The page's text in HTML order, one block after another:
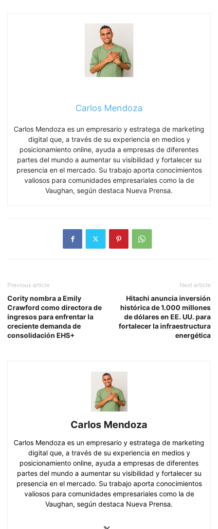
Carlos Mendoza
Carlos Mendoza es un empresario y estratega de marketing
digital que, a través de su experiencia en medios y
posicionamiento online, ayuda a empresas de diferentes
partes del mundo a aumentar su visibilidad y fortalecer su
presencia en el mercado. Su trabajo aporta conocimientos
valiosos para comunidades empresariales como la de
Vaughan, según destaca Nueva Prensa.
Previous article
Cority nombra a Emily
Crawford como directora de
ingresos para enfrentar la
creciente demanda de
consolidación EHS+
Next article
Hitachi anuncia inversión
histórica de 1.000 millones
de dólares en EE. UU. para
fortalecer la infraestructura
energética
Carlos Mendoza
Carlos Mendoza es un empresario y estratega de marketing
digital que, a través de su experiencia en medios y
posicionamiento online, ayuda a empresas de diferentes
partes del mundo a aumentar su visibilidad y fortalecer su
presencia en el mercado. Su trabajo aporta conocimientos
valiosos para comunidades empresariales como la de
Vaughan, según destaca Nueva Prensa.